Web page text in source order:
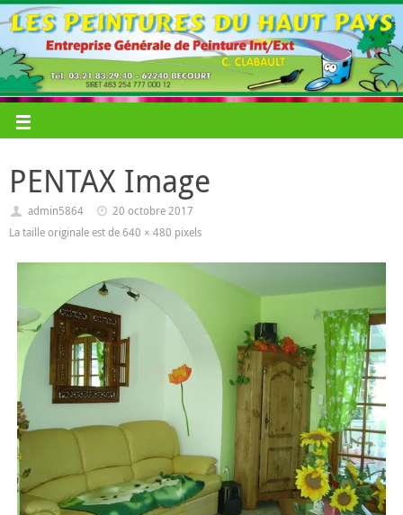
PENTAX Image
admin5864
20 octobre 2017
La taille originale est de640 × 480 pixels